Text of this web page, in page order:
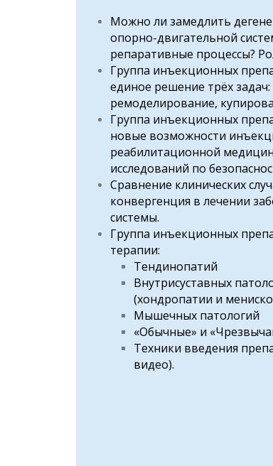
Можно ли замедлить
опорно-двигательной
репаративные процессы?
Группа инъекционных
единое решение трёх
ремоделирование,
Группа инъекционных
новые возможности
реабилитационной
исследований по
Сравнение клинических
конвергенция в лечении
системы.
Группа инъекционных
терапии:
Тендинопатий
Внутрисуставных
(хондропатии и
Мышечных патологий
«Обычные» и
Техники введения
видео).